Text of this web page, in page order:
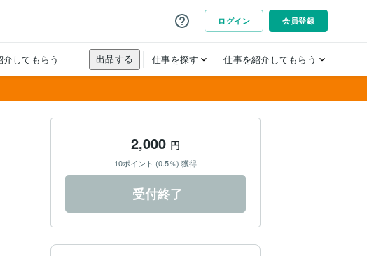
2,000 円
10ポイント (0.5％) 獲得
受付終了